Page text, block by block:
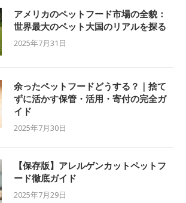
アメリカのペットフード市場の全貌：
世界最大のペット大国のリアルを探る
2025年7月31日
余ったペットフードどうする？｜捨て
ずに活かす保管・活用・寄付の完全ガ
イド
2025年7月30日
【保存版】アレルゲンカットペットフ
ード徹底ガイド
2025年7月29日